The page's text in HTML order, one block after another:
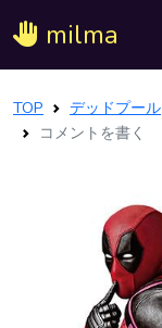
milma
TOP デッドプール
コメントを書く